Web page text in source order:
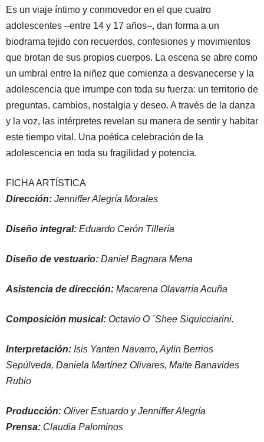
Es un viaje íntimo y conmovedor en el que cuatro
adolescentes –entre 14 y 17 años–, dan forma a un
biodrama tejido con recuerdos, confesiones y movimientos
que brotan de sus propios cuerpos. La escena se abre como
un umbral entre la niñez que comienza a desvanecerse y la
adolescencia que irrumpe con toda su fuerza: un territorio de
preguntas, cambios, nostalgia y deseo. A través de la danza
y la voz, las intérpretes revelan su manera de sentir y habitar
este tiempo vital. Una poética celebración de la
adolescencia en toda su fragilidad y potencia.
FICHA ARTÍSTICA
Dirección: Jenniffer Alegría Morales
Diseño integral: Eduardo Cerón Tillería
Diseño de vestuario: Daniel Bagnara Mena
Asistencia de dirección: Macarena Olavarría Acuña
Composición musical: Octavio O ´Shee Siquicciarini.
Interpretación: Isis Yanten Navarro, Aylin Berrios
Sepúlveda, Daniela Martínez Olivares, Maite Banavides
Rubio
Producción: Oliver Estuardo y Jenniffer Alegría
Prensa: Claudia Palominos